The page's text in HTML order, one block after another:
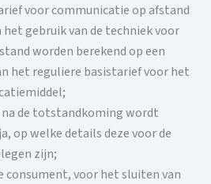
voor communicatie op afstand
het gebruik van de techniek voor
worden berekend op een
het reguliere basistarief voor het
de totstandkoming wordt
op welke details deze voor de
zijn;
consument, voor het sluiten van